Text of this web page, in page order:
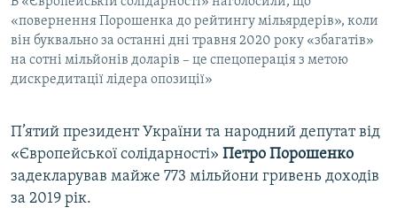
ІНФОГРАФІКА
ДОЛУЧАЙСЯ!
Усі сайти RFE/RL
«повернення Порошенка до рейтингу мільярдерів», коли
він буквально за останні дні травня 2020 року «збагатів»
на сотні мільйонів доларів – це спецоперація з метою
дискредитації лідера опозиції»
П’ятий президент України та народний депутат від
«Європейської солідарності» Петро Порошенко
задекларував майже 773 мільйони гривень доходів
за 2019 рік.